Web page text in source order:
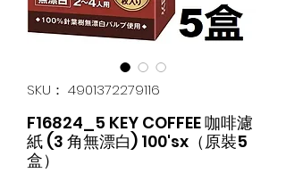
SKU： 4901372279116
F16824_5 KEY COFFEE 咖啡濾
紙 (3 角無漂白) 100'sx（原裝5
盒）